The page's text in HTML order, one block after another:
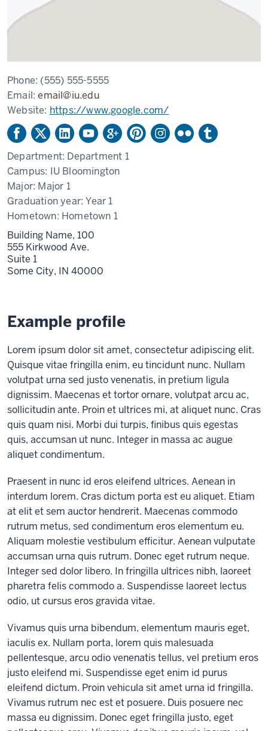
Phone: (555) 555-5555
Email:email@iu.edu
Website: https://www.google.com/
Department: Department 1
Campus: IU Bloomington
Major: Major 1
Graduation year:Year 1
Hometown: Hometown 1
Building Name, 100
555 Kirkwood Ave.
Suite 1
Some City, IN 40000
Example profile
Lorem ipsum dolor sit amet, consectetur adipiscing elit.
Quisque vitae fringilla enim, eu tincidunt nunc. Nullam
volutpat urna sed justo venenatis, in pretium ligula
dignissim. Maecenas et tortor ornare, volutpat arcu ac,
sollicitudin ante. Proin et ultrices mi, at aliquet nunc. Cras
quis quam nisi. Morbi dui turpis, finibus quis egestas
quis, accumsan ut nunc. Integer in massa ac augue
aliquet condimentum.
Praesent in nunc id eros eleifend ultrices. Aenean in
interdum lorem. Cras dictum porta est eu aliquet. Etiam
at elit et sem auctor hendrerit. Maecenas commodo
rutrum metus, sed condimentum eros elementum eu.
Aliquam molestie vestibulum efficitur. Aenean vulputate
accumsan urna quis rutrum. Donec eget rutrum neque.
Integer sed dolor libero. In fringilla ultrices nibh, laoreet
pharetra felis commodo a. Suspendisse laoreet lectus
odio, ut cursus eros gravida vitae.
Vivamus quis urna bibendum, elementum mauris eget,
iaculis ex. Nullam porta, lorem quis malesuada
pellentesque, arcu odio venenatis tellus, vel pretium eros
justo eleifend mi. Suspendisse eget enim id purus
eleifend dictum. Proin vehicula sit amet urna id fringilla.
Vivamus rutrum nec est et posuere. Duis posuere nec
massa eu dignissim. Donec eget fringilla justo, eget